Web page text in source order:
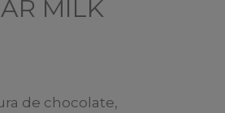
MILK
de chocolate,